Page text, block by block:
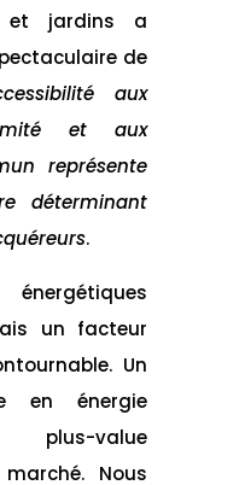
et jardins a
de
aux
et aux
représente
déterminant
.
un facteur
Un
en énergie
plus-value
Nous